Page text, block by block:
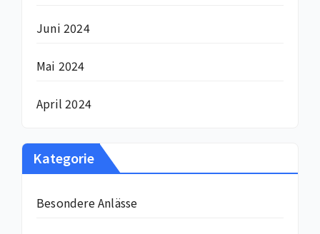
Juni 2024
Mai 2024
April 2024
Kategorie
Besondere Anlässe